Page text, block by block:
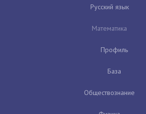
Русский язык
Математика
Профиль
База
Обществознание